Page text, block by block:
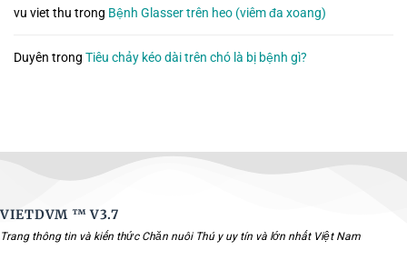
vu viet thu trong Bệnh Glasser trên heo (viêm đa xoang)
Duyên trong Tiêu chảy kéo dài trên chó là bị bệnh gì?
VIETDVM ™V3.7
Trang thông tin và kiến thức Chăn nuôi Thú y uy tín và lớn nhất Việt Nam